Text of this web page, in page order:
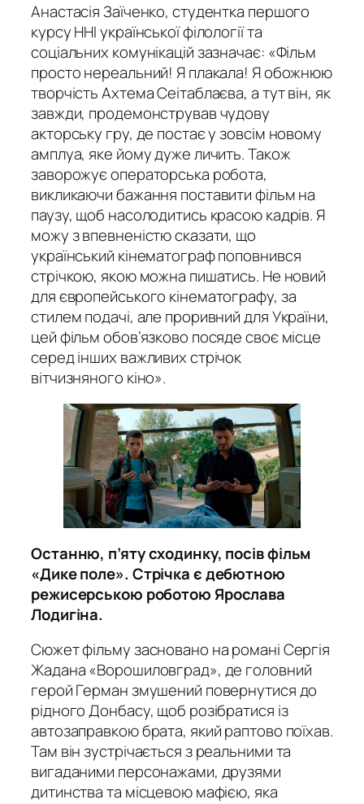
Анастасія Заїченко, студентка першого
курсу ННІ української філології та
соціальних комунікацій зазначає: «Фільм
просто нереальний! Я плакала! Я обожнюю
творчість Ахтема Сеітаблаєва, а тут він, як
завжди, продемонстрував чудову
акторську гру, де постає у зовсім новому
амплуа, яке йому дуже личить. Також
заворожує операторська робота,
викликаючи бажання поставити фільм на
паузу, щоб насолодитись красою кадрів. Я
можу з впевненістю сказати, що
український кінематограф поповнився
стрічкою, якою можна пишатись. Не новий
для європейського кінематографу, за
стилем подачі, але проривний для України,
цей фільм обов’язково посяде своє місце
серед інших важливих стрічок
вітчизняного кіно».
Останню, п’яту сходинку, посів фільм
«Дике поле». Стрічка є дебютною
режисерською роботою Ярослава
Лодигіна.
Сюжет фільму засновано на романі Сергія
Жадана «Ворошиловград», де головний
герой Герман змушений повернутися до
рідного Донбасу, щоб розібратися із
автозаправкою брата, який раптово поїхав.
Там він зустрічається з реальними та
вигаданими персонажами, друзями
дитинства та місцевою мафією, яка